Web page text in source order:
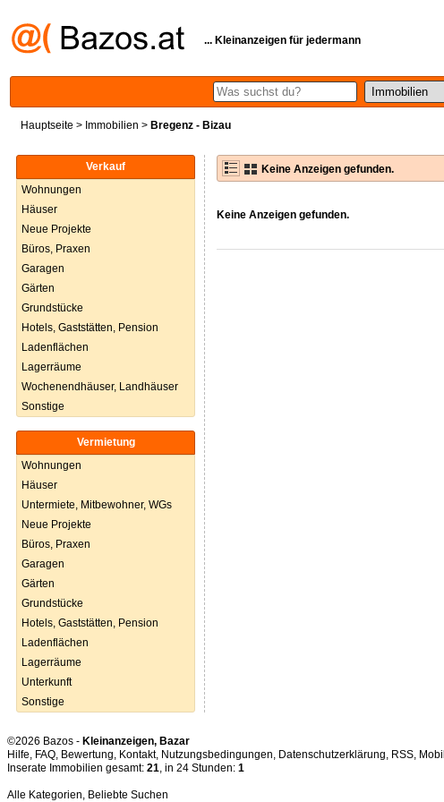
... Kleinanzeigen für jedermann
Hauptseite > Immobilien > Bregenz - Bizau
Verkauf
Wohnungen
Häuser
Neue Projekte
Büros, Praxen
Garagen
Gärten
Grundstücke
Hotels, Gaststätten, Pension
Ladenflächen
Lagerräume
Wochenendhäuser, Landhäuser
Sonstige
Vermietung
Wohnungen
Häuser
Untermiete, Mitbewohner, WGs
Neue Projekte
Büros, Praxen
Garagen
Gärten
Grundstücke
Hotels, Gaststätten, Pension
Ladenflächen
Lagerräume
Unterkunft
Sonstige
Keine Anzeigen gefunden.
Keine Anzeigen gefunden.
©2026 Bazos - Kleinanzeigen, Bazar
Hilfe, FAQ, Bewertung, Kontakt, Nutzungsbedingungen, Datenschutzerklärung, RSS,
Inserate Immobilien gesamt: 21, in 24 Stunden: 1
Alle Kategorien, Beliebte Suchen